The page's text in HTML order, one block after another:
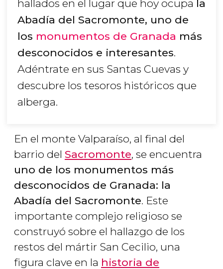
hallados en el lugar que hoy ocupa la
Abadía del Sacromonte, uno de
los monumentos de Granada más
desconocidos e interesantes.
Adéntrate en sus Santas Cuevas y
descubre los tesoros históricos que
alberga.
En el monte Valparaíso, al final del
barrio del Sacromonte, se encuentra
uno de los monumentos más
desconocidos de Granada: la
Abadía del Sacromonte. Este
importante complejo religioso se
construyó sobre el hallazgo de los
restos del mártir San Cecilio, una
figura clave en la historia de